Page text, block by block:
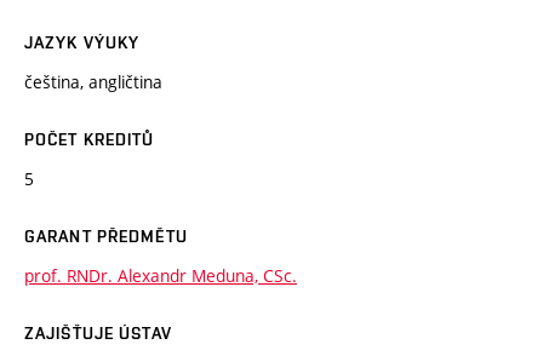
JAZYK VÝUKY
čeština, angličtina
POČET KREDITŮ
5
GARANT PŘEDMĚTU
prof. RNDr. Alexandr Meduna, CSc.
ZAJIŠŤUJE ÚSTAV